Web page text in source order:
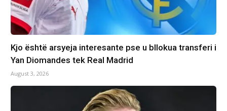
Kjo është arsyeja interesante pse u bllokua transferi i
Yan Diomandes tek Real Madrid
August 3, 2026